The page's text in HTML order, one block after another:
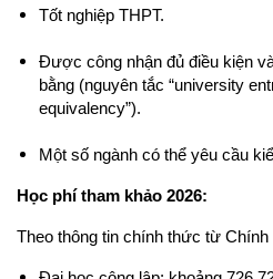
Tốt nghiệp THPT.
Được công nhận đủ điều kiện
bằng (nguyên tắc “university
equivalency”).
Một số ngành có thể yêu cầu
Học phí tham khảo 2026:
Theo thông tin chính thức từ Chính